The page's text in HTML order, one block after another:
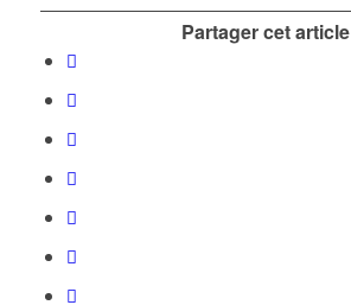
Partager cet article